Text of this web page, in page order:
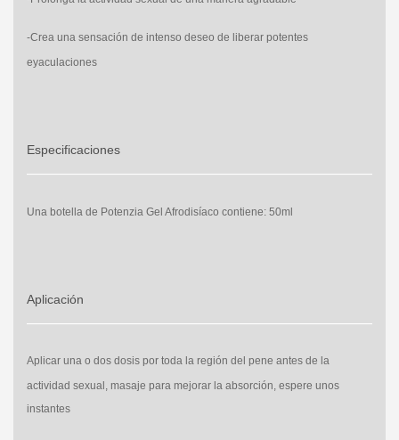
-Crea una sensación de intenso deseo de liberar potentes
eyaculaciones
Especificaciones
Una botella de Potenzia Gel Afrodisíaco contiene: 50ml
Aplicación
Aplicar una o dos dosis por toda la región del pene antes de la
actividad sexual , masaje para mejorar la absorción, espere unos
instantes